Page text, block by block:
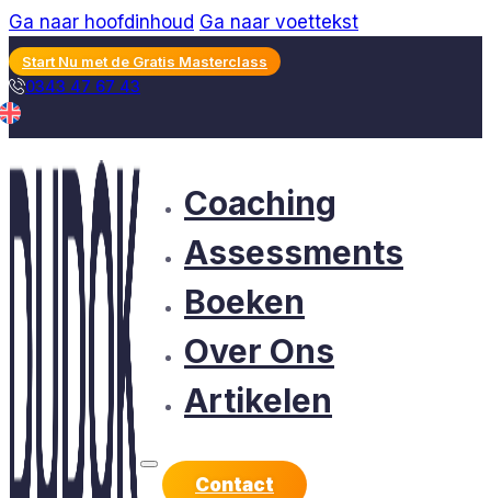
Ga naar hoofdinhoud Ga naar voettekst
Start Nu met de Gratis Masterclass
0343 47 67 43
Coaching
Assessments
Boeken
Over Ons
Artikelen
Contact